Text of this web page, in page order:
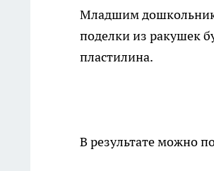
Младшим
поделки из ракушек
пластилина.
В результате можно